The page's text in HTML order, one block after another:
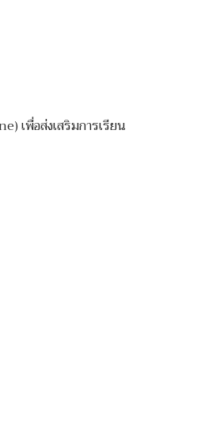
เพื่อส่งเสริมการเรียน